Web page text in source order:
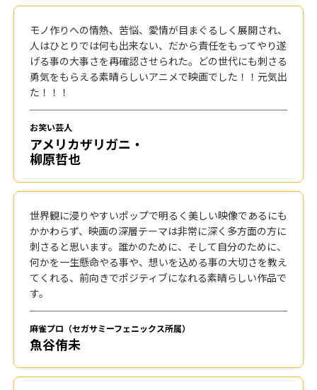
モノ作りへの情熱、苦悩、愛情が目まぐるしく展開され、
人はひとりでは何も出来ない、だから責任をもってやり遂
げる事の大事さを再確認させられた。どの世代にも刺さる
勇気をもらえる素晴らしいアニメで映画でした！！元気出
た！！！
お笑い芸人
アメリカザリガニ・
柳原哲也
世界観に浸りやすいポップで明るく美しい映像であるにも
かかわらず、映画の深層テーマは非常に深く多方面の方に
刺さると思います。誰かのために、そして自分のために、
何かを一生懸命やる事や、想いを込める事の大切さを教え
てくれる、前向きでポジティブになれる素晴らしい作品で
す。
麻雀プロ（セガサミーフェニックス所属）
魚谷侑未